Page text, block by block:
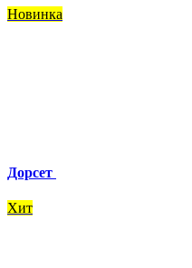
Новинка
Дорсет
Хит